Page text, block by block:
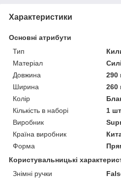
Характеристики
Основні атрибути
Тип
Матеріал
Довжина
290
Ширина
260
Колір
Кількість в наборі
1
Виробник
Країна виробник
Форма
Користувальницькі
Знімні ручки